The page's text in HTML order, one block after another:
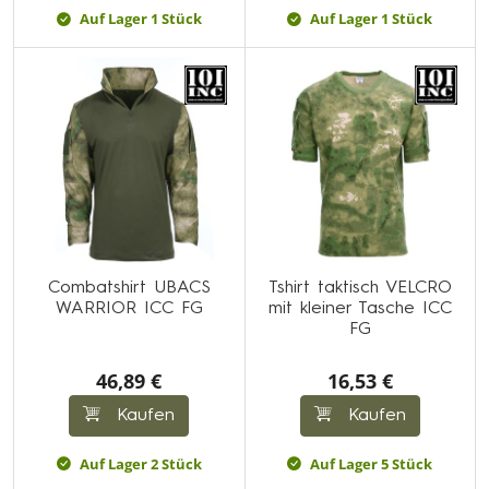
Auf Lager 1 Stück Auf Lager 1 Stück
Combatshirt UBACS
WARRIOR ICC FG
46,89 €
Kaufen
Auf Lager 2 Stück
Tshirt taktisch VELCRO
mit kleiner Tasche ICC
FG
16,53 €
Kaufen
Auf Lager 5 Stück